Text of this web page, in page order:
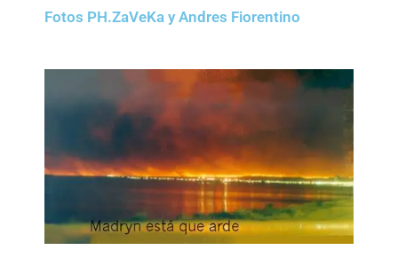
Fotos PH.ZaVeKa y Andres Fiorentino